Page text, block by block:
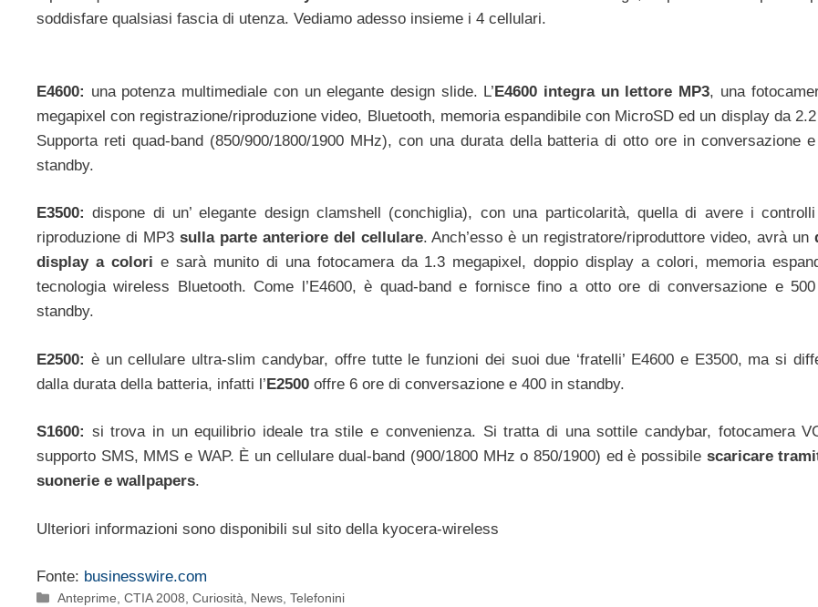
soddisfare qualsiasi fascia di utenza. Vediamo adesso insieme i 4 cellulari.
E4600: una potenza multimediale con un elegante design slide. L’E4600 integra un lettore MP3, una
megapixel con registrazione/riproduzione video, Bluetooth, memoria espandibile con MicroSD ed un display da
Supporta reti quad-band (850/900/1800/1900 MHz), con una durata della batteria di otto ore in conversazione
standby.
E3500: dispone di un’ elegante design clamshell (conchiglia), con una particolarità, quella di avere i
riproduzione di MP3 sulla parte anteriore del cellulare. Anch’esso è un registratore/riproduttore video, avrà un
display a colori e sarà munito di una fotocamera da 1.3 megapixel, doppio display a colori, memoria
tecnologia wireless Bluetooth. Come l’E4600, è quad-band e fornisce fino a otto ore di conversazione e
standby.
E2500: è un cellulare ultra-slim candybar, offre tutte le funzioni dei suoi due ‘fratelli’ E4600 e E3500, ma si
dalla durata della batteria, infatti l’E2500 offre 6 ore di conversazione e 400 in standby.
S1600: si trova in un equilibrio ideale tra stile e convenienza. Si tratta di una sottile candybar, fotocamera
supporto SMS, MMS e WAP. È un cellulare dual-band (900/1800 MHz o 850/1900) ed è possibile scaricare
suonerie e wallpapers.
Ulteriori informazioni sono disponibili sul sito della kyocera-wireless
Fonte: businesswire.com
Categorie
Anteprime ,CTIA 2008 ,Curiosità News ,Telefonini